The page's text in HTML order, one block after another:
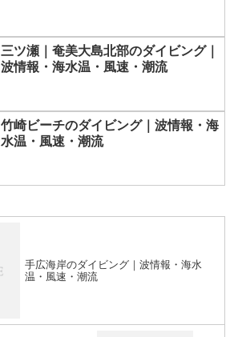
三ツ瀬｜奄美大島北部のダイビング｜
波情報・海水温・風速・潮流
竹崎ビーチのダイビング｜波情報・海
水温・風速・潮流
手広海岸のダイビング｜波情報・海水
温・風速・潮流